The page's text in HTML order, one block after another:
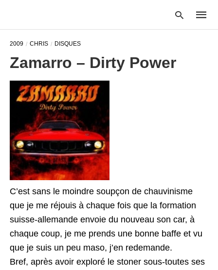
2009 CHRIS DISQUES
Zamarro – Dirty Power
C’est sans le moindre soupçon de chauvinisme
que je me réjouis à chaque fois que la formation
suisse-allemande envoie du nouveau son car, à
chaque coup, je me prends une bonne baffe et vu
que je suis un peu maso, j’en redemande.
Bref, après avoir exploré le stoner sous-toutes ses